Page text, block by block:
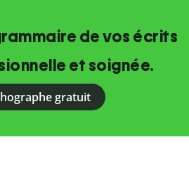
de vos écrits
et soignée.
gratuit